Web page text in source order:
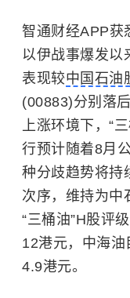
智通财经APP获
以伊战事爆发以
表现较中国石油
(00883)分别落
上涨环境下，“
行预计随着8月
种分歧趋势将持
次序，维持为中
“三桶油”H股评
12港元，中海
4.9港元。